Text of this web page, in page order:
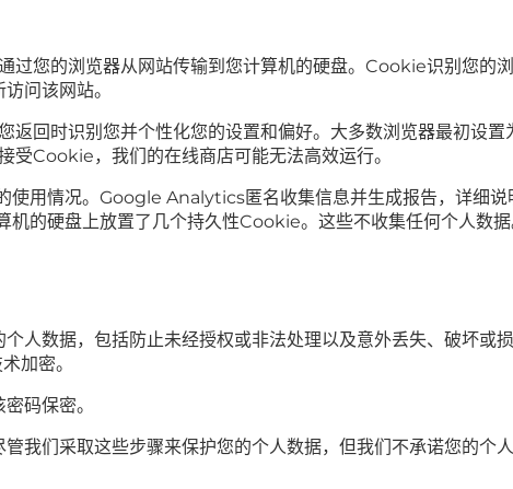
您的浏览器从网站传输到您计算机的硬盘。Cookie识别您的
问该网站。
返回时识别您并个性化您的设置和偏好。大多数浏览器最初设
Cookie，我们的在线商店可能无法高效运行。
用情况。Google Analytics匿名收集信息并生成报告，详细说
的硬盘上放置了几个持久性Cookie。这些不收集任何个人数
人数据，包括防止未经授权或非法处理以及意外丢失、破坏
加密。
码保密。
我们采取这些步骤来保护您的个人数据，但我们不承诺您的个